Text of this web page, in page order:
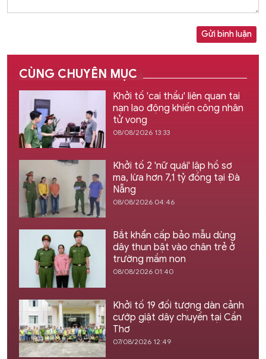
Gửi bình luận
CÙNG CHUYÊN MỤC
Khởi tố 'cai thầu' liên quan tai
nạn lao động khiến công nhân
tử vong
08/08/2026 13:33
Khởi tố 2 'nữ quái' lập hồ sơ
ma, lừa hơn 7,1 tỷ đồng tại Đà
Nẵng
08/08/2026 04:46
Bắt khẩn cấp bảo mẫu dùng
dây thun bật vào chân trẻ ở
trường mầm non
08/08/2026 01:40
Khởi tố 19 đối tượng dàn cảnh
cướp giật dây chuyền tại Cần
Thơ
07/08/2026 12:49